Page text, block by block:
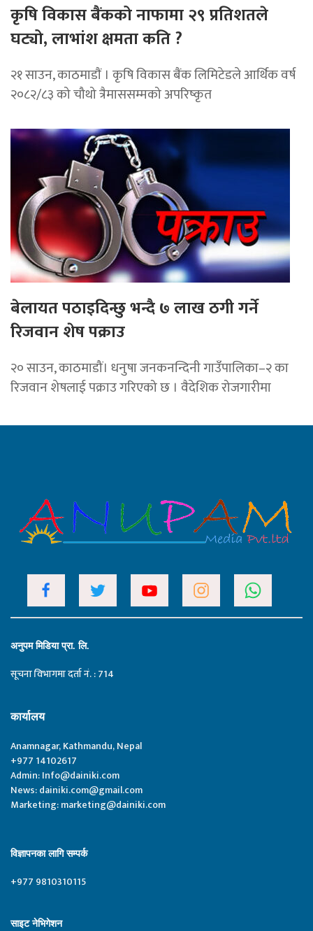
कृषि विकास बैंकको नाफामा २९ प्रतिशतले
घट्यो, लाभांश क्षमता कति ?
२१ साउन, काठमाडाैं । कृषि विकास बैंक लिमिटेडले आर्थिक वर्ष
२०८२/८३ को चौथो त्रैमाससम्मको अपरिष्कृत
बेलायत पठाइदिन्छु भन्दै ७ लाख ठगी गर्ने
रिजवान शेष पक्राउ
२० साउन, काठमाडौं। धनुषा जनकनन्दिनी गाउँपालिका–२ का
रिजवान शेषलाई पक्राउ गरिएको छ । वैदेशिक रोजगारीमा
अनुपम मिडिया प्रा. लि.
सूचना विभागमा दर्ता नं. : 714
कार्यालय
Anamnagar, Kathmandu, Nepal
+977 14102617
Admin:Info@dainiki.com
News:dainiki.com@gmail.com
Marketing:marketing@dainiki.com
विज्ञापनका लागि सम्पर्क
+977 9810310115
साइट नेभिगेशन